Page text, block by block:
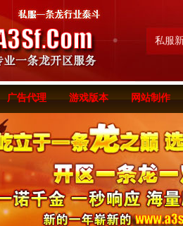
私服
广告代理 游戏版本 网站制作